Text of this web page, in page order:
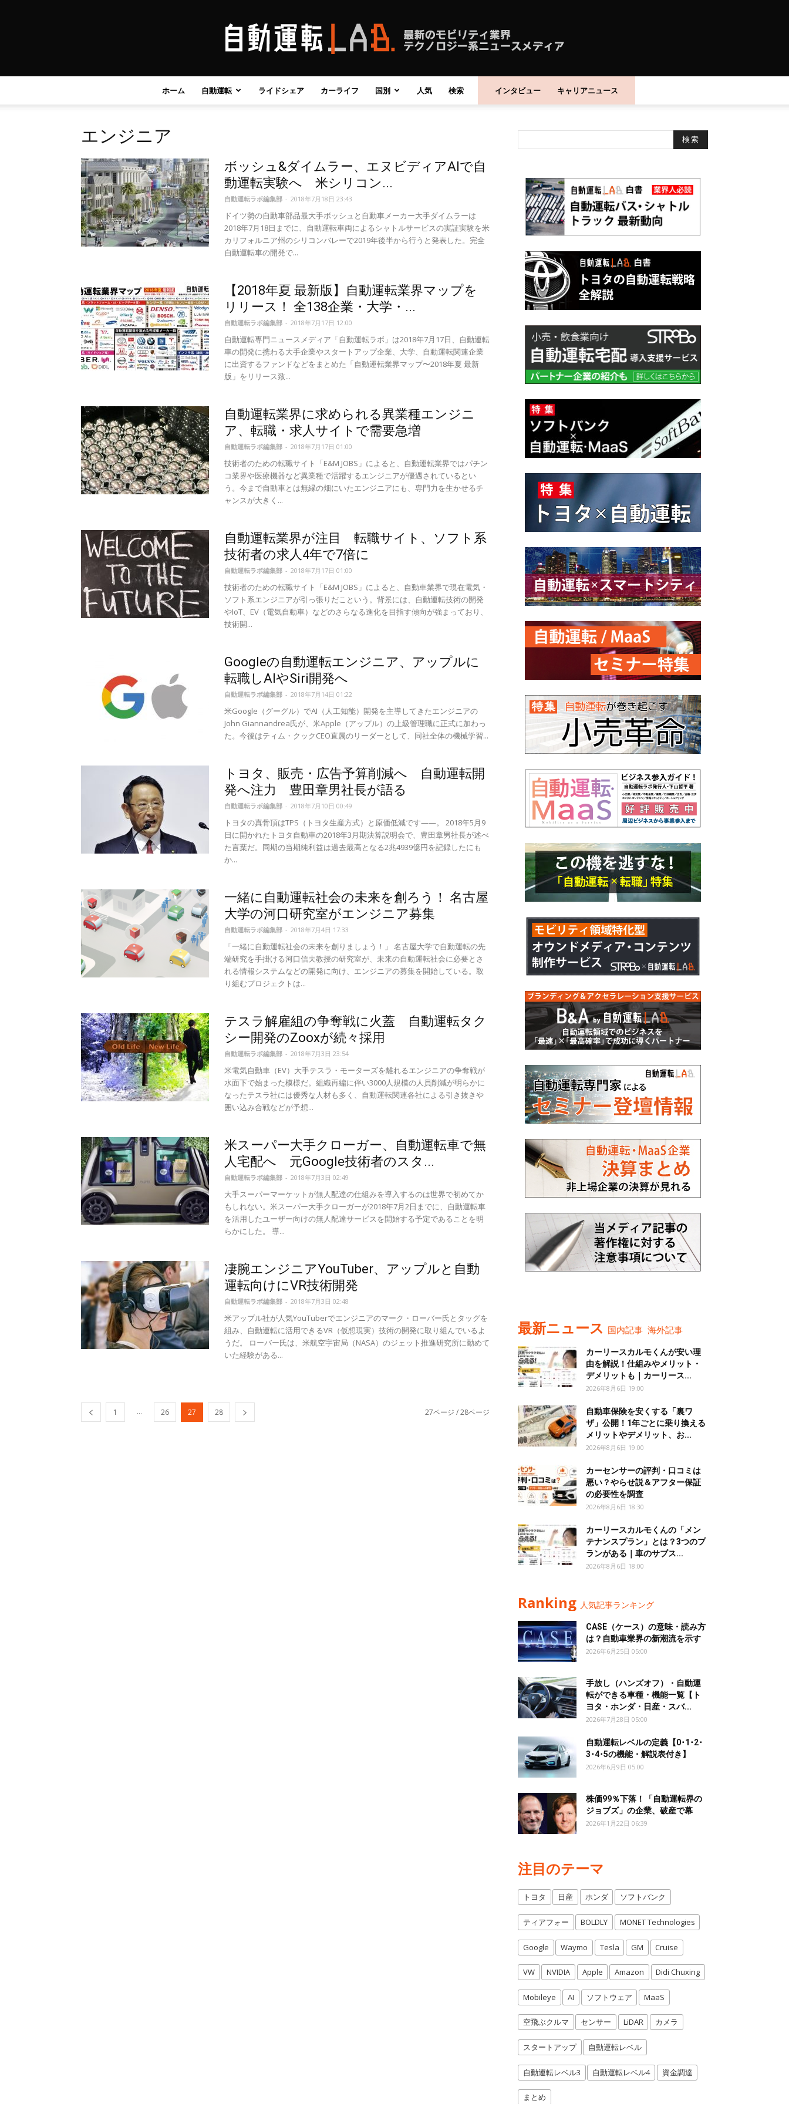
自
動
運
ボ
ホーム 自動運転 ライドシェア カーライフ 国別 人気 検索 インタビュー キャリアニュース
エンジニア
ボッシュ&ダイムラー、エヌビディアAIで自
動運転実験へ 米シリコン...
自動運転ラボ編集部 - 2018年7月18日 23:43
ドイツ勢の自動車部品最大手ボッシュと自動車メーカー大手ダイムラーは
2018年7月18日までに、自動運転車両によるシャトルサービスの実証実験を米
カリフォルニア州のシリコンバレーで2019年後半から行うと発表した。完全
自動運転車の開発で...
【2018年夏 最新版】自動運転業界マップを
リリース！ 全138企業・大学・...
自動運転ラボ編集部 - 2018年7月17日 12:00
自動運転専門ニュースメディア「自動運転ラボ」は2018年7月17日、自動運転
車の開発に携わる大手企業やスタートアップ企業、大学、自動運転関連企業
に出資するファンドなどをまとめた「自動運転業界マップ〜2018年夏 最新
版」をリリース致...
自動運転業界に求められる異業種エンジニ
ア、転職・求人サイトで需要急増
自動運転ラボ編集部 - 2018年7月17日 01:00
技術者のための転職サイト「E&M JOBS」によると、自動運転業界ではパチン
コ業界や医療機器など異業種で活躍するエンジニアが優遇されているとい
う。今まで自動車とは無縁の畑にいたエンジニアにも、専門力を生かせるチ
ャンスが大きく...
自動運転業界が注目 転職サイト、ソフト系
技術者の求人4年で7倍に
自動運転ラボ編集部 - 2018年7月17日 01:00
技術者のための転職サイト「E&M JOBS」によると、自動車業界で現在電気・
ソフト系エンジニアが引っ張りだこという。背景には、自動運転技術の開発
やIoT、EV（電気自動車）などのさらなる進化を目指す傾向が強まっており、
技術開...
Googleの自動運転エンジニア、アップルに
転職しAIやSiri開発へ
自動運転ラボ編集部 - 2018年7月14日 01:22
米Google（グーグル）でAI（人工知能）開発を主導してきたエンジニアの
John Giannandrea氏が、米Apple（アップル）の上級管理職に正式に加わっ
た。今後はティム・クックCEO直属のリーダーとして、同社全体の機械学習...
トヨタ、販売・広告予算削減へ 自動運転開
発へ注力 豊田章男社長が語る
自動運転ラボ編集部 - 2018年7月10日 00:49
トヨタの真骨頂はTPS（トヨタ生産方式）と原価低減です——。 2018年5月9
日に開かれたトヨタ自動車の2018年3月期決算説明会で、豊田章男社長が述べ
た言葉だ。同期の当期純利益は過去最高となる2兆4939億円を記録したにも
か...
一緒に自動運転社会の未来を創ろう！ 名古屋
大学の河口研究室がエンジニア募集
自動運転ラボ編集部 - 2018年7月4日 17:33
「一緒に自動運転社会の未来を創りましょう！」 名古屋大学で自動運転の先
端研究を手掛ける河口信夫教授の研究室が、未来の自動運転社会に必要とさ
れる情報システムなどの開発に向け、エンジニアの募集を開始している。取
り組むプロジェクトは...
テスラ解雇組の争奪戦に火蓋 自動運転タク
シー開発のZooxが続々採用
自動運転ラボ編集部 - 2018年7月3日 23:54
米電気自動車（EV）大手テスラ・モーターズを離れるエンジニアの争奪戦が
水面下で始まった模様だ。組織再編に伴い3000人規模の人員削減が明らかに
なったテスラ社には優秀な人材も多く、自動運転関連各社による引き抜きや
囲い込み合戦などが予想...
米スーパー大手クローガー、自動運転車で無
人宅配へ 元Google技術者のスタ...
自動運転ラボ編集部 - 2018年7月3日 02:49
大手スーパーマーケットが無人配達の仕組みを導入するのは世界で初めてか
もしれない。米スーパー大手クローガーが2018年7月2日までに、自動運転車
を活用したユーザー向けの無人配達サービスを開始する予定であることを明
らかにした。 導...
凄腕エンジニアYouTuber、アップルと自動
運転向けにVR技術開発
自動運転ラボ編集部 - 2018年7月3日 02:48
米アップル社が人気YouTuberでエンジニアのマーク・ローバー氏とタッグを
組み、自動運転に活用できるVR（仮想現実）技術の開発に取り組んでいるよ
うだ。 ローバー氏は、米航空宇宙局（NASA）のジェット推進研究所に勤めて
いた経験がある...
1 ... 26 27 28 27ページ / 28ページ
最新ニュース 国内記事 海外記事
カーリースカルモくんが安い理
由を解説！仕組みやメリット・
デメリットも｜カーリース...
2026年8月6日 19:00
自動車保険を安くする「裏ワ
ザ」公開！1年ごとに乗り換える
メリットやデメリット、お...
2026年8月6日 19:00
カーセンサーの評判・口コミは
悪い？やらせ説＆アフター保証
の必要性を調査
2026年8月6日 18:30
カーリースカルモくんの「メン
テナンスプラン」とは？3つのプ
ランがある｜車のサブス...
2026年8月6日 18:00
Ranking 人気記事ランキング
CASE（ケース）の意味・読み方
は？自動車業界の新潮流を示す
2026年6月25日 05:00
手放し（ハンズオフ）・自動運
転ができる車種・機能一覧【ト
ヨタ・ホンダ・日産・スバ...
2026年7月28日 05:00
自動運転レベルの定義【0･1･2･
3･4･5の機能・解説表付き】
2026年6月9日 05:00
株価99％下落！「自動運転界の
ジョブズ」の企業、破産で幕
2026年1月22日 06:39
注目のテーマ
トヨタ 日産 ホンダ ソフトバンク
ティアフォー BOLDLY MONET Technologies
Google Waymo Tesla GM Cruise
VW NVIDIA Apple Amazon Didi Chuxing
Mobileye AI ソフトウェア MaaS
空飛ぶクルマ センサー LiDAR カメラ
スタートアップ 自動運転レベル
自動運転レベル3 自動運転レベル4 資金調達
まとめ